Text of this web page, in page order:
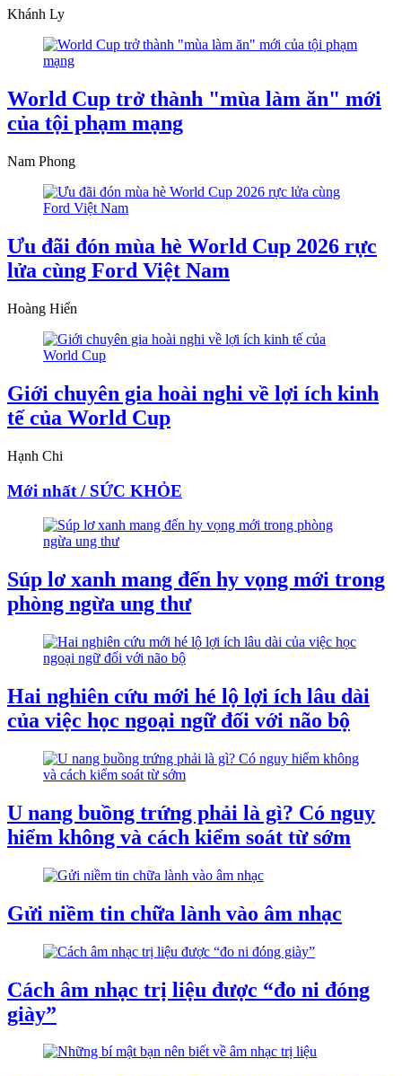
Khánh Ly
World Cup trở thành "mùa làm ăn" mới
của tội phạm mạng
Nam Phong
Ưu đãi đón mùa hè World Cup 2026 rực
lửa cùng Ford Việt Nam
Hoàng Hiển
Giới chuyên gia hoài nghi về lợi ích kinh
tế của World Cup
Hạnh Chi
Mới nhất / SỨC KHỎE
Súp lơ xanh mang đến hy vọng mới trong
phòng ngừa ung thư
Hai nghiên cứu mới hé lộ lợi ích lâu dài
của việc học ngoại ngữ đối với não bộ
U nang buồng trứng phải là gì? Có nguy
hiểm không và cách kiểm soát từ sớm
Gửi niềm tin chữa lành vào âm nhạc
Cách âm nhạc trị liệu được “đo ni đóng
giày”